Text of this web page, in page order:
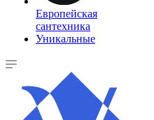
Европейская
сантехника
Уникальные